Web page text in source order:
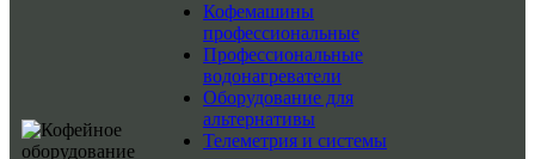
Кофемашины
профессиональные
Профессиональные
водонагреватели
Оборудование для
альтернативы
Телеметрия и системы